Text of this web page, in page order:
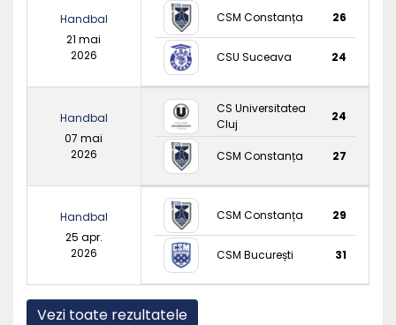
Handbal
21 mai
2026
CSM Constanța 26
CSU Suceava 24
Handbal
07 mai
2026
CS Universitatea
Cluj
24
CSM Constanța 27
Handbal
25 apr.
2026
CSM Constanța 29
CSM București 31
Vezi toate rezultatele